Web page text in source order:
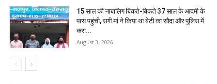
15 साल की नाबालिग बिकते-बिकते 37 साल के आदमी के
पास पहुंची, सगी मां ने किया था बेटी का सौदा और पुलिस में
करा...
August 3, 2026